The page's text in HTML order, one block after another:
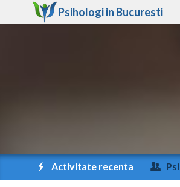
Psihologi in Bucuresti
Activitate recenta